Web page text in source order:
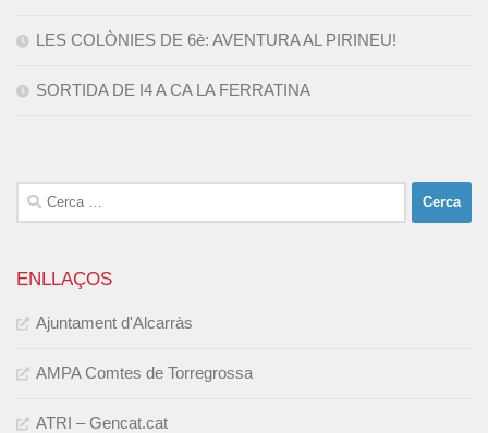
LES COLÒNIES DE 6è: AVENTURA AL PIRINEU!
SORTIDA DE I4 A CA LA FERRATINA
Cerca:
ENLLAÇOS
Ajuntament d'Alcarràs
AMPA Comtes de Torregrossa
ATRI – Gencat.cat